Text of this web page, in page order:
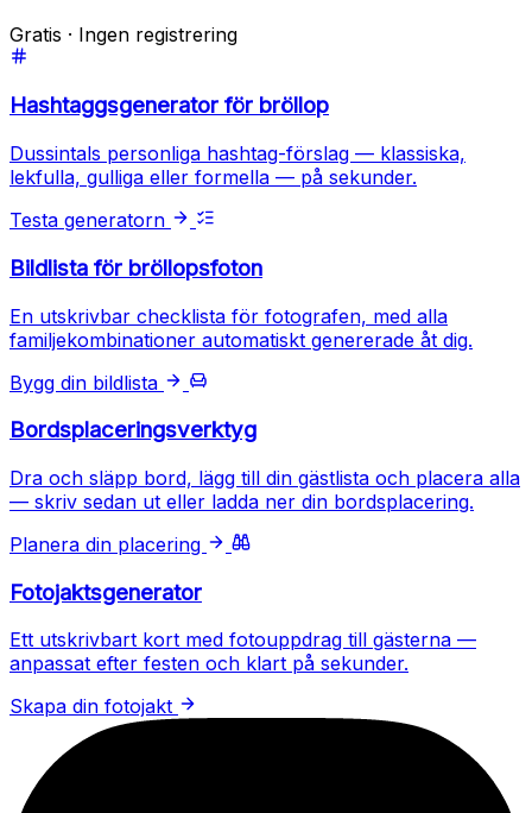
Gratis · Ingen registrering
Hashtaggsgenerator för bröllop
Dussintals personliga hashtag-förslag — klassiska,
lekfulla, gulliga eller formella — på sekunder.
Testa generatorn
Bildlista för bröllopsfoton
En utskrivbar checklista för fotografen, med alla
familjekombinationer automatiskt genererade åt dig.
Bygg din bildlista
Bordsplaceringsverktyg
Dra och släpp bord, lägg till din gästlista och placera alla
— skriv sedan ut eller ladda ner din bordsplacering.
Planera din placering
Fotojaktsgenerator
Ett utskrivbart kort med fotouppdrag till gästerna —
anpassat efter festen och klart på sekunder.
Skapa din fotojakt